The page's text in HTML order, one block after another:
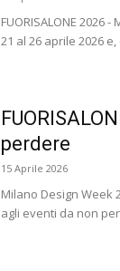
FUORISALONE 2026
21 al 26 aprile 2026
perdere
15 Aprile 2026
Milano Design Week
agli eventi da non